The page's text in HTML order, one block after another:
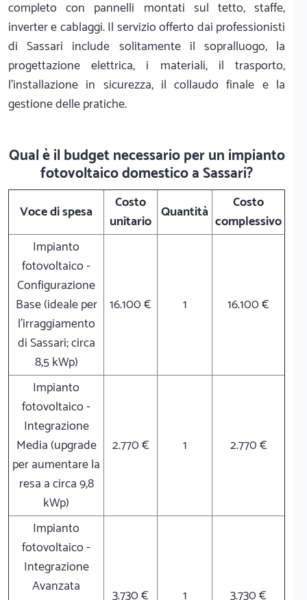
completo con pannelli montati sul tetto, staffe,
inverter e cablaggi. Il servizio offerto dai professionisti
di Sassari include solitamente il sopralluogo, la
progettazione elettrica, i materiali, il trasporto,
l'installazione in sicurezza, il collaudo finale e la
gestione delle pratiche.
Qual è il budget necessario per un impianto
fotovoltaico domestico a Sassari?
Voce di spesa
Costo
unitario Quantità
Costo
complessivo
Impianto
fotovoltaico -
Configurazione
Base (ideale per
l'irraggiamento
di Sassari; circa
8,5 kWp)
16.100 € 1 16.100 €
Impianto
fotovoltaico -
Integrazione
Media (upgrade
per aumentare la
resa a circa 9,8
kWp)
2.770 € 1 2.770 €
Impianto
fotovoltaico -
Integrazione
Avanzata
3.730 € 1 3.730 €